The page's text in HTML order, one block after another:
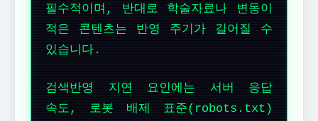
필수적이며, 반대로 학술자료나 변동이
적은 콘텐츠는 반영 주기가 길어질 수
있습니다.
검색반영 지연 요인에는 서버 응답
속도, 로봇 배제 표준(robots.txt)